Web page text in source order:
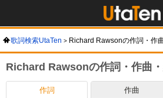
歌詞検索UtaTen Richard Rawsonの作詞・作
Richard Rawsonの作詞・作曲
作詞 作曲